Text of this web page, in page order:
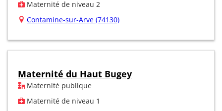
Maternité de niveau 2
Contamine-sur-Arve (74130)
Maternité du Haut Bugey
Maternité publique
Maternité de niveau 1